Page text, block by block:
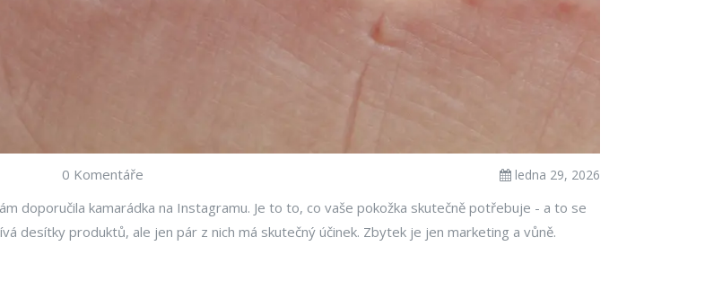
0 Komentáře ledna 29, 2026
doporučila kamarádka na Instagramu. Je to to, co vaše pokožka skutečně potřebuje - a to se
desítky produktů, ale jen pár z nich má skutečný účinek. Zbytek je jen marketing a vůně.